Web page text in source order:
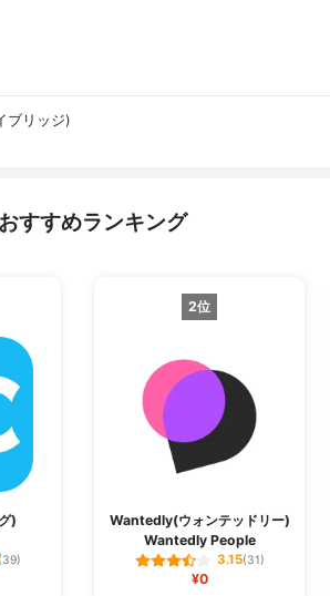
ブリッジ)
すすめランキング
)
(39)
2位
Wantedly(ウォンテッドリー)
Wantedly People
3.15(31)
¥0